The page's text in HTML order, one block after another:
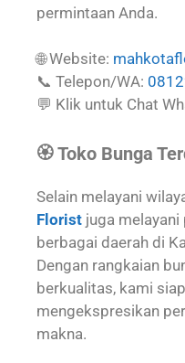
permintaan Anda.
🌐 Website:
📞 Telepon/WA:
💬 Klik untuk Chat
🏵️ Toko Bunga
Selain melayani
Florist juga
berbagai daerah di
Dengan rangkaian
berkualitas, kami
mengekspresikan
makna.